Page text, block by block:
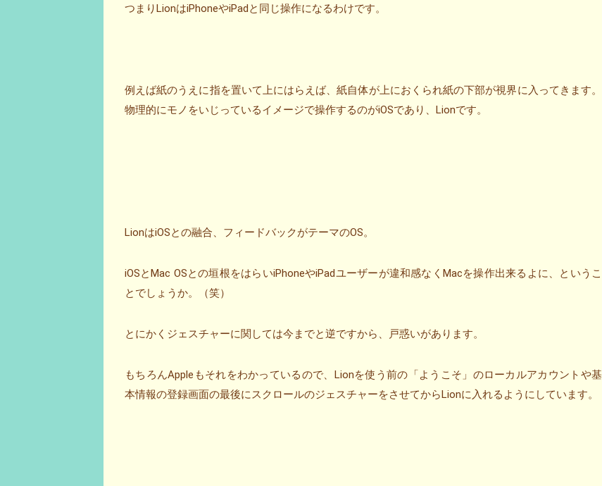
つまりLionはiPhoneやiPadと同じ操作になるわけです。
例えば紙のうえに指を置いて上にはらえば、紙自体が上におくられ紙の下部が視界に入ってきます。
物理的にモノをいじっているイメージで操作するのがiOSであり、Lionです。
LionはiOSとの融合、フィードバックがテーマのOS。
iOSとMac OSとの垣根をはらいiPhoneやiPadユーザーが違和感なくMacを操作出来るよに、というこ
とでしょうか。（笑）
とにかくジェスチャーに関しては今までと逆ですから、戸惑いがあります。
もちろんAppleもそれをわかっているので、Lionを使う前の「ようこそ」のローカルアカウントや基
本情報の登録画面の最後にスクロールのジェスチャーをさせてからLionに入れるようにしています。